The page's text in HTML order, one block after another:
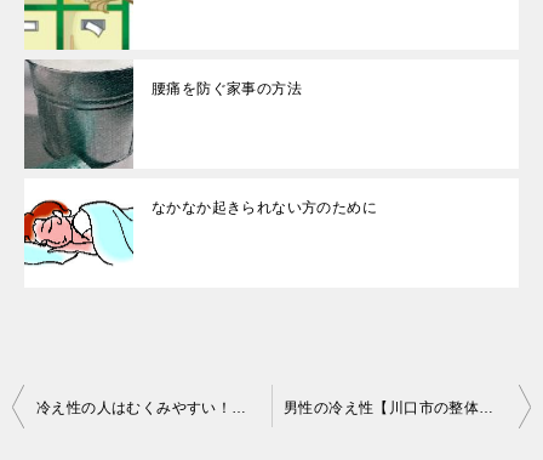
腰痛を防ぐ家事の方法
なかなか起きられない方のために
投
冷え性の人はむくみやすい！【川口市の整体院・リフレッシュハウスIUG】 男性の冷え性【川口市の整体院・リフレッシュハウスIUG】